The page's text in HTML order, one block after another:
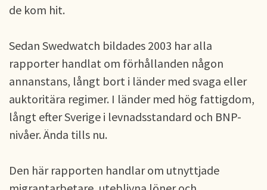
de kom hit.
Sedan Swedwatch bildades 2003 har alla
rapporter handlat om förhållanden någon
annanstans, långt bort i länder med svaga eller
auktoritära regimer. I länder med hög fattigdom,
långt efter Sverige i levnadsstandard och BNP-
nivåer. Ända tills nu.
Den här rapporten handlar om utnyttjade